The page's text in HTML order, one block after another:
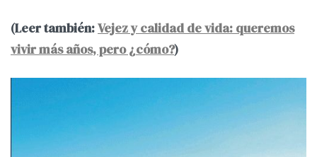
(Leer también:Vejez y calidad de vida: queremos
vivir más años, pero ¿cómo?)